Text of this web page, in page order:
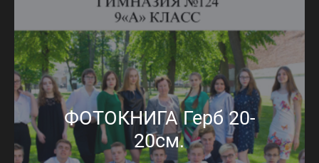
ФОТОКНИГА Герб 20-
20см.